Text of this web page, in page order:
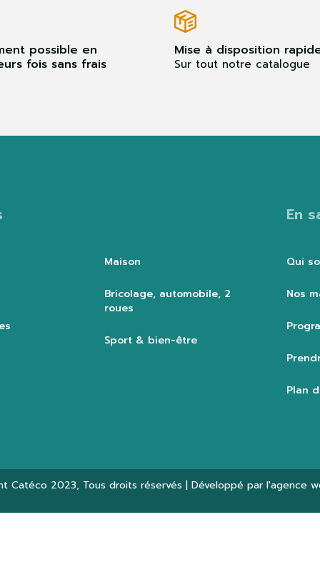
possible en
fois sans frais
Mise à disposition
Sur tout notre catalogue
Maison
Bricolage, automobile, 2
roues
Sport & bien-être
En
Qui
Nos
Plan
Catéco 2023, Tous droits réservés | Développé par l'agence